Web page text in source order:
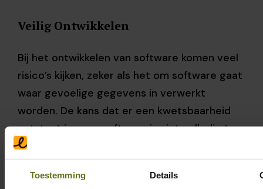
Toestemming Details
Veilig Ontwikkelen
Bij het ontwikkelen van software komen veel
risico’s kijken, zeker als het om software gaat
waar gevoelige gegevens in verwerkt
worden. De kans dat er een kwetsbaarheid
ontstaat in onze software is niet volledig te
voorkomen, daarom hebben we binnen Peple
verschillende manieren om deze risico’s tot
een minimum te beperken.